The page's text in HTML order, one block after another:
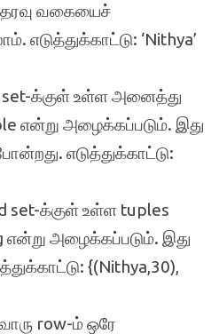
தரவு வகையைச்
எடுத்துக்காட்டு: ‘Nithya’
set-க்குள் உள்ள அனைத்து
என்று அழைக்கப்படும். இது
எடுத்துக்காட்டு:
set-க்குள் உள்ள tuples
என்று அழைக்கப்படும். இது
{(Nithya,30),
row-ம் ஒரே